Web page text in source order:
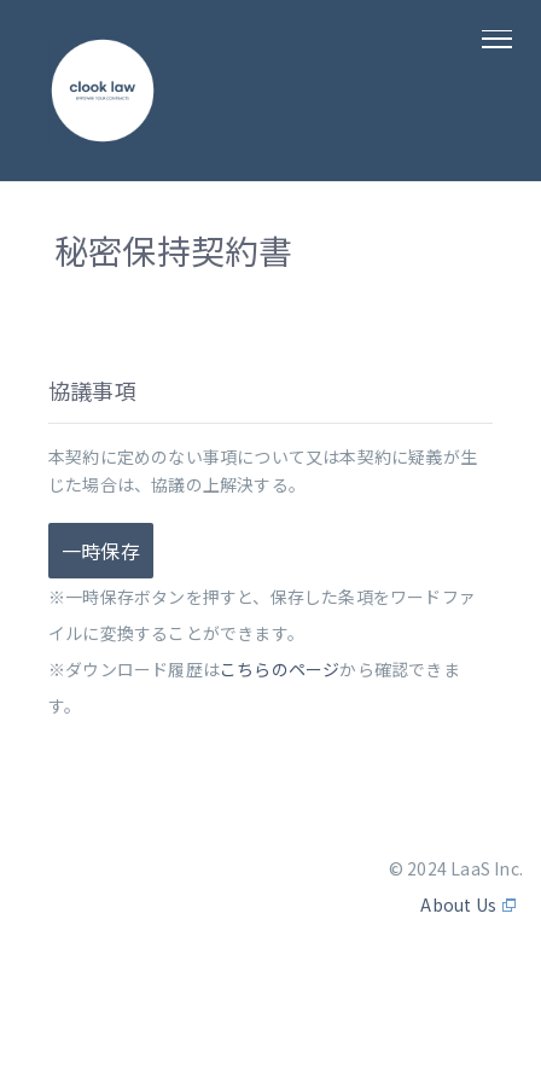
秘密保持契約書
協議事項
本契約に定めのない事項について又は本契約に疑義が生
じた場合は、協議の上解決する。
一時保存
※一時保存ボタンを押すと、保存した条項をワードファ
イルに変換することができます。
※ダウンロード履歴はこちらのページから確認できま
す。
© 2024 LaaS Inc.
About Us